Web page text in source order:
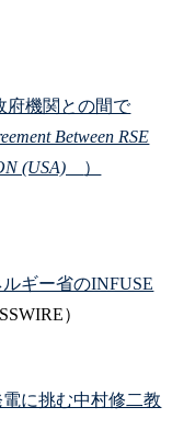
府機関との間で
Between RSE
(USA) ）
ギー省のINFUSE
）
に挑む中村修二教